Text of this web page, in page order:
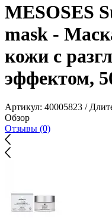
MESOSES
mask -
кожи с
эффектом,
Артикул: 40005823 /
Обзор
Отзывы (0)